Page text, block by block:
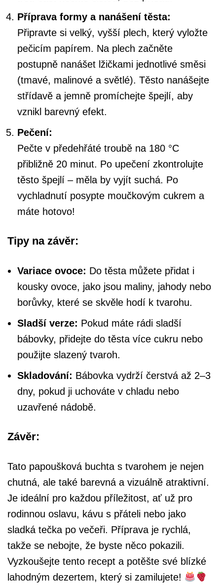
Příprava formy a nanášení těsta:
Připravte si velký, vyšší plech, který vyložte
pečicím papírem. Na plech začněte
postupně nanášet lžičkami jednotlivé směsi
(tmavé, malinové a světlé). Těsto nanášejte
střídavě a jemně promíchejte špejlí, aby
vznikl barevný efekt.
Pečení:
Pečte v předehřáté troubě na 180 °C
přibližně 20 minut. Po upečení zkontrolujte
těsto špejlí – měla by vyjít suchá. Po
vychladnutí posypte moučkovým cukrem a
máte hotovo!
Tipy na závěr:
Variace ovoce: Do těsta můžete přidat i
kousky ovoce, jako jsou maliny, jahody nebo
borůvky, které se skvěle hodí k tvarohu.
Sladší verze: Pokud máte rádi sladší
bábovky, přidejte do těsta více cukru nebo
použijte slazený tvaroh.
Skladování: Bábovka vydrží čerstvá až 2–3
dny, pokud ji uchováte v chladu nebo
uzavřené nádobě.
Závěr:
Tato papoušková buchta s tvarohem je nejen
chutná, ale také barevná a vizuálně atraktivní.
Je ideální pro každou příležitost, ať už pro
rodinnou oslavu, kávu s přáteli nebo jako
sladká tečka po večeři. Příprava je rychlá,
takže se nebojte, že byste něco pokazili.
Vyzkoušejte tento recept a potěšte své blízké
lahodným dezertem, který si zamilujete!